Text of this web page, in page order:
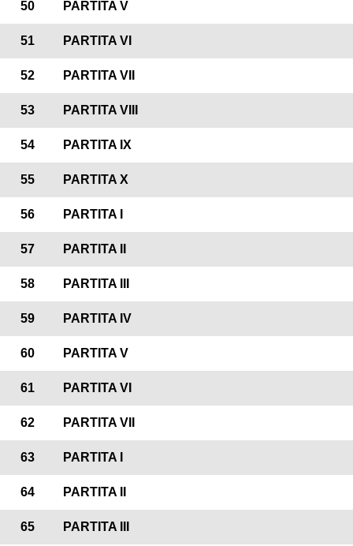
50 PARTITA V
51 PARTITA VI
52 PARTITA VII
53 PARTITA VIII
54 PARTITA IX
55 PARTITA X
56 PARTITA I
57 PARTITA II
58 PARTITA III
59 PARTITA IV
60 PARTITA V
61 PARTITA VI
62 PARTITA VII
63 PARTITA I
64 PARTITA II
65 PARTITA III